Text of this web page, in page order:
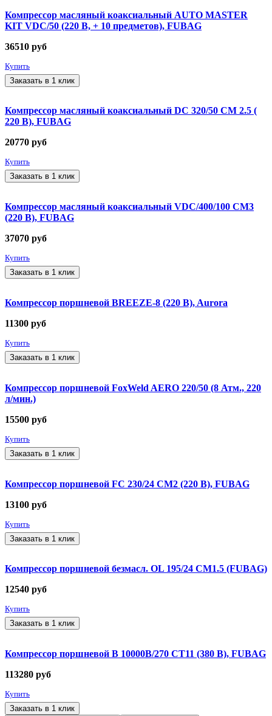
Компрессор масляный коаксиальный AUTO MASTER
KIT VDC/50 (220 В, + 10 предметов), FUBAG
36510 руб
Купить
Заказать в 1 клик
Компрессор масляный коаксиальный DC 320/50 CM 2.5 (
220 В), FUBAG
20770 руб
Купить
Заказать в 1 клик
Компрессор масляный коаксиальный VDC/400/100 CM3
(220 В), FUBAG
37070 руб
Купить
Заказать в 1 клик
Компрессор поршневой BREEZE-8 (220 В), Aurora
11300 руб
Купить
Заказать в 1 клик
Компрессор поршневой FoxWeld AERO 220/50 (8 Атм., 220
л/мин.)
15500 руб
Купить
Заказать в 1 клик
Компрессор поршневой FС 230/24 CM2 (220 В), FUBAG
13100 руб
Купить
Заказать в 1 клик
Компрессор поршневой безмасл. OL 195/24 СМ1.5 (FUBAG)
12540 руб
Купить
Заказать в 1 клик
Компрессор поршневой В 10000В/270 СТ11 (380 В), FUBAG
113280 руб
Купить
Заказать в 1 клик